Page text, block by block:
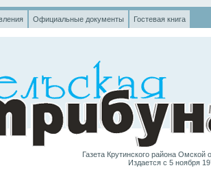
Официальные документы
Гостевая книга
Газета Крутинского района Омской
Издается с 5 ноября